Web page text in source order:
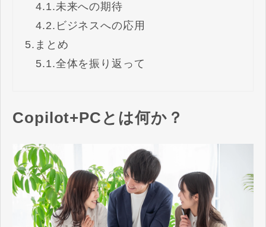
4.1.未来への期待
4.2. ビジネスへの応用
5. まとめ
5.1.全体を振り返って
Copilot+PCとは何か？